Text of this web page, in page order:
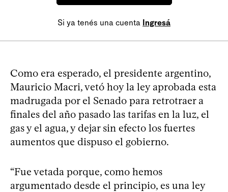
Si ya tenés una cuenta Ingresá
Como era esperado, el presidente argentino,
Mauricio Macri, vetó hoy la ley aprobada esta
madrugada por el Senado para retrotraer a
finales del año pasado las tarifas en la luz, el
gas y el agua, y dejar sin efecto los fuertes
aumentos que dispuso el gobierno.
“Fue vetada porque, como hemos
argumentado desde el principio, es una ley